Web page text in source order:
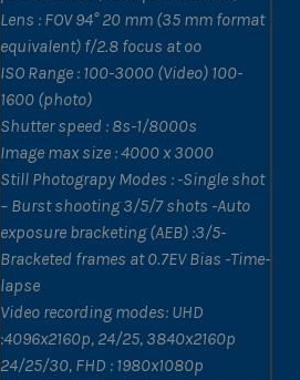
Lens : FOV 94° 20 mm (35 mm format
equivalent) f/2.8 focus at oo
ISO Range : 100-3000 (Video) 100-
1600 (photo)
Shutter speed : 8s-1/8000s
Image max size : 4000 x 3000
Still Photograpy Modes : -Single shot
– Burst shooting 3/5/7 shots -Auto
exposure bracketing (AEB) :3/5-
Bracketed frames at 0.7EV Bias -Time-
lapse
Video recording modes: UHD
:4096x2160p, 24/25, 3840x2160p
24/25/30, FHD : 1980x1080p